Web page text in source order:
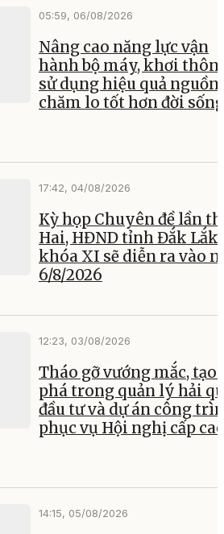
05:59, 06/08/2026
Nâng cao năng lực vận
hành bộ máy, khơi
sử dụng hiệu quả nguồn
chăm lo tốt hơn đời sống
17:42, 04/08/2026
Kỳ họp Chuyên đề lần
Hai, HĐND tỉnh Đắk Lắk
khóa XI sẽ diễn ra vào
6/8/2026
12:23, 03/08/2026
Tháo gỡ vướng mắc, tạo
phá trong quản lý hải
đầu tư và dự án công
phục vụ Hội nghị cấp
14:15, 05/08/2026